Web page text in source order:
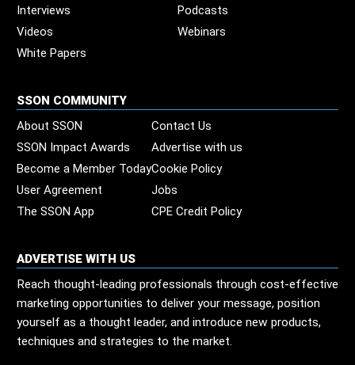
Interviews
Podcasts
Videos
Webinars
White Papers
SSON COMMUNITY
About SSON
Contact Us
SSON Impact Awards
Advertise with us
Become a Member TodayCookie Policy
User Agreement
Jobs
The SSON App
CPE Credit Policy
ADVERTISE WITH US
Reach thought-leading professionals through cost-effective
marketing opportunities to deliver your message, position
yourself as a thought leader, and introduce new products,
techniques and strategies to the market.